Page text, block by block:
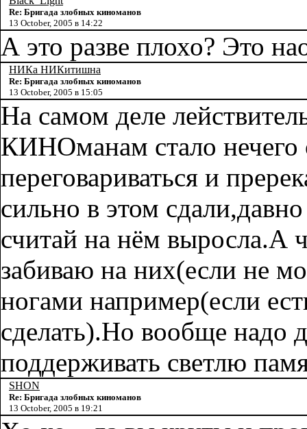
Re: Бригада злобных киноманов
13 October, 2005 в 14:22
А это разве плохо? Это
НИКа НИКитишна
Re: Бригада злобных киноманов
13 October, 2005 в 15:05
На самом деле
КИНОманам стало нечего
переговариваться и
сильно в этом
считай на нём выросла.А
забиваю на них(если не
ногами например(если
сделать).Но вообще надо
поддерживать светлю
SHON
Re: Бригада злобных киноманов
13 October, 2005 в 19:21